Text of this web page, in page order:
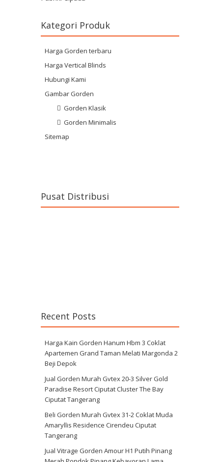
Kategori Produk
Harga Gorden terbaru
Harga Vertical Blinds
Hubungi Kami
Gambar Gorden
Gorden Klasik
Gorden Minimalis
Sitemap
Pusat Distribusi
Recent Posts
Harga Kain Gorden Hanum Hbm 3 Coklat
Apartemen Grand Taman Melati Margonda 2
Beji Depok
Jual Gorden Murah Gvtex 20-3 Silver Gold
Paradise Resort Ciputat Cluster The Bay
Ciputat Tangerang
Beli Gorden Murah Gvtex 31-2 Coklat Muda
Amaryllis Residence Cirendeu Ciputat
Tangerang
Jual Vitrage Gorden Amour H1 Putih Pinang